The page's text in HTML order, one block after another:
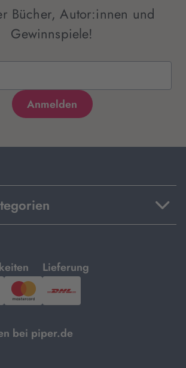
Bücher, Autor:innen und
Gewinnspiele!
und
Lieferung
mit
DHL.
bei piper.de